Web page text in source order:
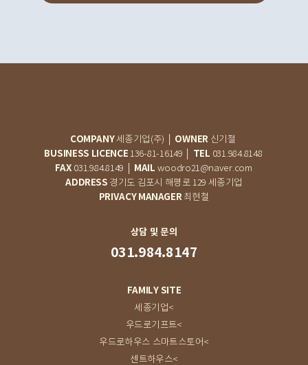
COMPANY세종기업(주) │ OWNER신기철
BUSINESS LICENCE 136-81-16149 │ TEL 031.984.8148
FAX 031.984.8149 │ MAIL woodro21@naver.com
ADDRESS 경기도 김포시 해평로 129 세종기업
PRIVACY MANAGER 최현철
상담 및 문의
031.984.8147
FAMILY SITE
세종기업<
우드로기프트<
우드로하우스 스마트스토어<
센트하우스<